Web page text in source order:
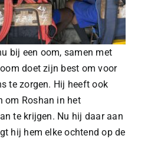
bij een oom, samen met
doet zijn best om voor
te zorgen. Hij heeft ook
om Roshan in het
te krijgen. Nu hij daar aan
hij hem elke ochtend op de